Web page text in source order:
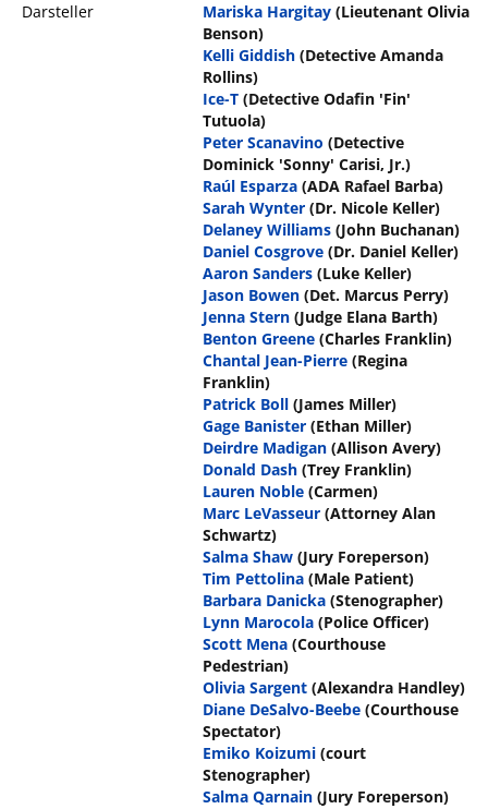
Darsteller
Mariska Hargitay (Lieutenant Olivia
Benson)
Kelli Giddish (Detective Amanda
Rollins)
Ice-T (Detective Odafin 'Fin'
Tutuola)
Peter Scanavino (Detective
Dominick 'Sonny' Carisi, Jr.)
Raúl Esparza (ADA Rafael Barba)
Sarah Wynter (Dr. Nicole Keller)
Delaney Williams (John Buchanan)
Daniel Cosgrove (Dr. Daniel Keller)
Aaron Sanders (Luke Keller)
Jason Bowen (Det. Marcus Perry)
Jenna Stern (Judge Elana Barth)
Benton Greene (Charles Franklin)
Chantal Jean-Pierre (Regina
Franklin)
Patrick Boll (James Miller)
Gage Banister (Ethan Miller)
Deirdre Madigan (Allison Avery)
Donald Dash (Trey Franklin)
Lauren Noble (Carmen)
Marc LeVasseur (Attorney Alan
Schwartz)
Salma Shaw (Jury Foreperson)
Tim Pettolina (Male Patient)
Barbara Danicka (Stenographer)
Lynn Marocola (Police Officer)
Scott Mena (Courthouse
Pedestrian)
Olivia Sargent (Alexandra Handley)
Diane DeSalvo-Beebe (Courthouse
Spectator)
Emiko Koizumi (court
Stenographer)
Salma Qarnain (Jury Foreperson)